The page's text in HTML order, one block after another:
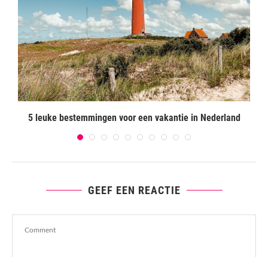
5 leuke bestemmingen voor een vakantie in Nederland
GEEF EEN REACTIE